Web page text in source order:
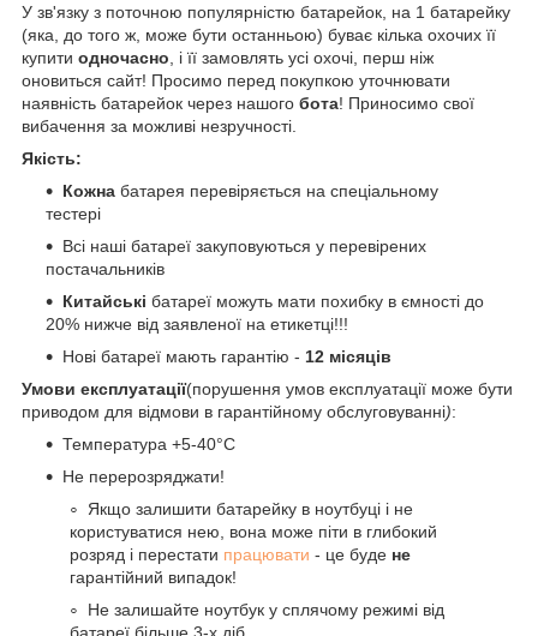
У зв'язку з поточною популярністю батарейок, на 1 батарейку
(яка, до того ж, може бути останньою) буває кілька охочих її
купити одночасно , і її замовлять усі охочі, перш ніж
оновиться сайт! Просимо перед покупкою уточнювати
наявність батарейок через нашого бота! Приносимо свої
вибачення за можливі незручності.
Якість:
Кожна батарея перевіряється на спеціальному
тестері
Всі наші батареї закуповуються у перевірених
постачальників
Китайські батареї можуть мати похибку в ємності до
20% нижче від заявленої на етикетці!!!
Нові батареї мають гарантію - 12 місяців
Умови експлуатації(порушення умов експлуатації може бути
приводом для відмови в гарантійному обслуговуванні):
Температура +5-40°С
Не перерозряджати!
Якщо залишити батарейку в ноутбуці і не
користуватися нею, вона може піти в глибокий
розряд і перестати працювати - це буде не
гарантійний випадок!
Не залишайте ноутбук у сплячому режимі від
батареї більше 3-х діб